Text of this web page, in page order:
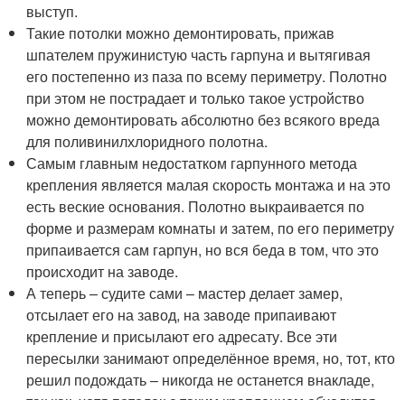
выступ.
Такие потолки можно демонтировать, прижав
шпателем пружинистую часть гарпуна и вытягивая
его постепенно из паза по всему периметру. Полотно
при этом не пострадает и только такое устройство
можно демонтировать абсолютно без всякого вреда
для поливинилхлоридного полотна.
Самым главным недостатком гарпунного метода
крепления является малая скорость монтажа и на это
есть веские основания. Полотно выкраивается по
форме и размерам комнаты и затем, по его периметру
припаивается сам гарпун, но вся беда в том, что это
происходит на заводе.
А теперь – судите сами – мастер делает замер,
отсылает его на завод, на заводе припаивают
крепление и присылают его адресату. Все эти
пересылки занимают определённое время, но, тот, кто
решил подождать – никогда не останется внакладе,